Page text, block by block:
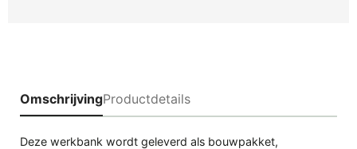
OmschrijvingProductdetails
Deze werkbank wordt geleverd als bouwpakket,